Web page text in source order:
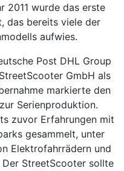
2011 wurde das erste
das bereits viele der
aufwies.
Post DHL Group
GmbH als
markierte den
Serienproduktion.
zuvor Erfahrungen mit
gesammelt, unter
Elektrofahrrädern und
StreetScooter sollte